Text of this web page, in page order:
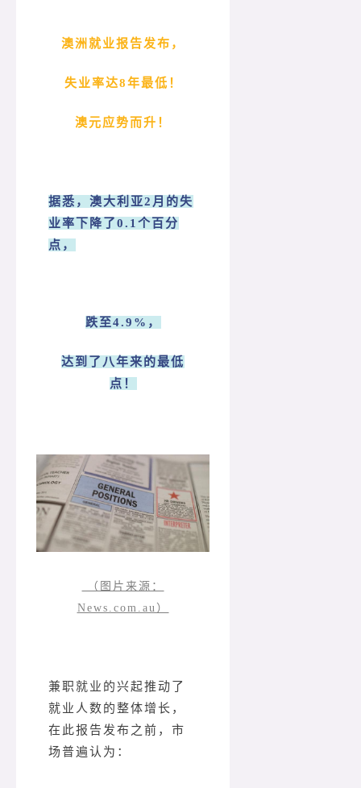
澳洲就业报告发布，
失业率达8年最低！
澳元应势而升！
据悉，澳大利亚2月的失
业率下降了0.1个百分
点，
跌至4.9%，
达到了八年来的最低
点！
（图片来源：
News.com.au）
兼职就业的兴起推动了
就业人数的整体增长，
在此报告发布之前，市
场普遍认为：